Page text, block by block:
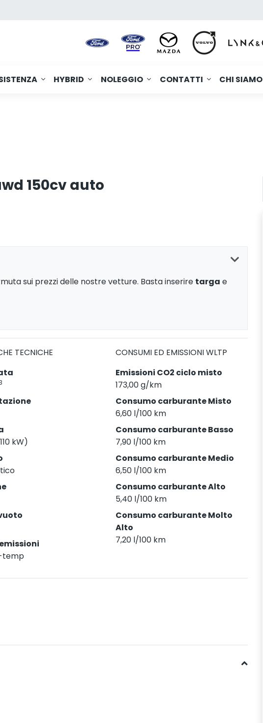
HYBRID NOLEGGIO CONTATTI CHI SIAMO
150cv auto
sui prezzi delle nostre vetture. Basta inserire targa e
TECNICHE
kW)
temp
CONSUMI ED EMISSIONI WLTP
Emissioni CO2 ciclo misto
173,00 g/km
Consumo carburante Misto
6,60 l/100 km
Consumo carburante Basso
7,90 l/100 km
Consumo carburante Medio
6,50 l/100 km
Consumo carburante Alto
5,40 l/100 km
Consumo carburante Molto
Alto
7,20 l/100 km